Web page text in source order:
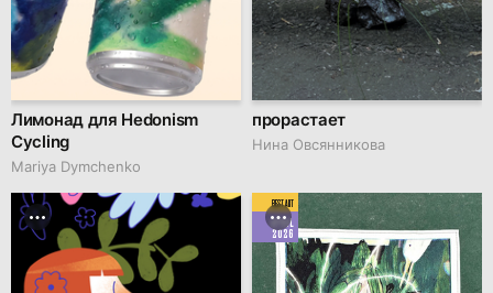
Лимонад для Hedonism
Cycling
Mariya Dymchenko
прорастает
Нина Овсянникова
BEST ART
APRIL
2026